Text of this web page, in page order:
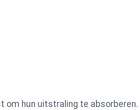
om hun uitstraling te absorberen.